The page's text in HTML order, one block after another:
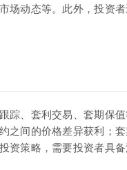
场动态等。此外，投资
踪、套利交易、套期保
之间的价格差异获利；
资策略，需要投资者具